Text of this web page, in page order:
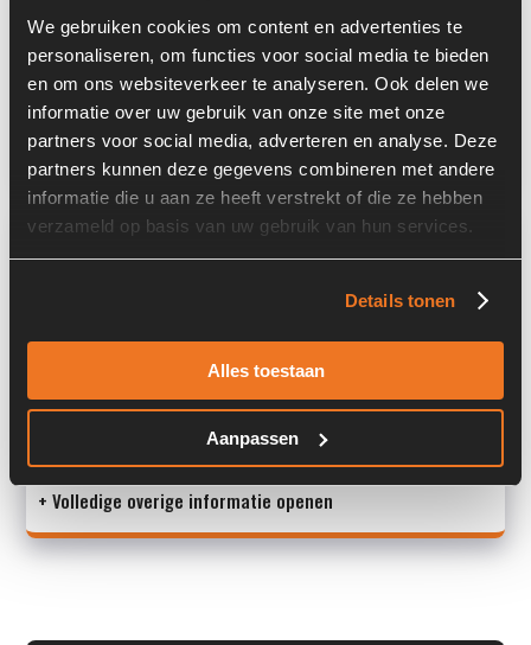
We gebruiken cookies om content en advertenties te
personaliseren, om functies voor social media te bieden
en om ons websiteverkeer te analyseren. Ook delen we
informatie over uw gebruik van onze site met onze
partners voor social media, adverteren en analyse. Deze
partners kunnen deze gegevens combineren met andere
informatie die u aan ze heeft verstrekt of die ze hebben
verzameld op basis van uw gebruik van hun services.
Details tonen
Alles toestaan
Aanpassen
Locatie:
4B11
Past op de volgende machines:
Mecalac 12 MTX
Land:
Nederland
Overige informatie
Type 1: 6090387
S/N: -
+ Volledige overige informatie openen